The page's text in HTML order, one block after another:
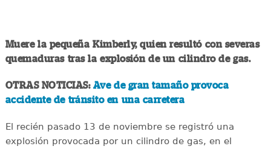
Muere la pequeña Kimberly, quien resultó con severas
quemaduras tras la explosión de un cilindro de gas.
OTRAS NOTICIAS:Ave de gran tamaño provoca
accidente de tránsito en una carretera
El recién pasado 13 de noviembre se registró una
explosión provocada por un cilindro de gas, en el